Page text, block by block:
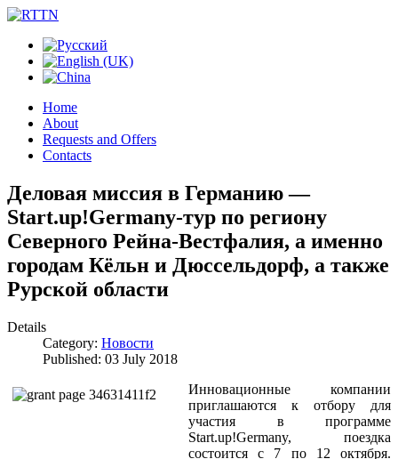
Home
About
Requests and Offers
Contacts
Деловая миссия в Германию —
Start.up!Germany-тур по региону
Северного Рейна-Вестфалия, а именно
городам Кёльн и Дюссельдорф, а также
Рурской области
Details
Category: Новости
Published: 03 July 2018
Инновационные компании
приглашаются к отбору для
участия в программе
Start.up!Germany, поездка
состоится с 7 по 12 октября.